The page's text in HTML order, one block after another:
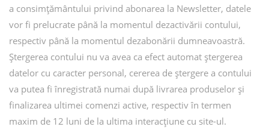
a consimțământului privind abonarea la Newsletter, datele
vor fi prelucrate până la momentul dezactivării contului,
respectiv până la momentul dezabonării dumneavoastră.
Ștergerea contului nu va avea ca efect automat ștergerea
datelor cu caracter personal, cererea de ștergere a contului
va putea fi înregistrată numai după livrarea produselor și
finalizarea ultimei comenzi active, respectiv în termen
maxim de 12 luni de la ultima interacțiune cu site-ul.